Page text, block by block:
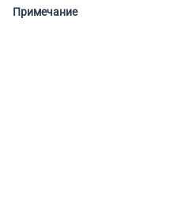
Примечание